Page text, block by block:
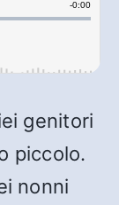
genitori
piccolo.
nonni